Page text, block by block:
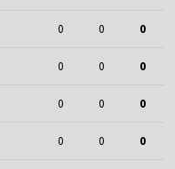
0 0 0
0 0 0
0 0 0
0 0 0